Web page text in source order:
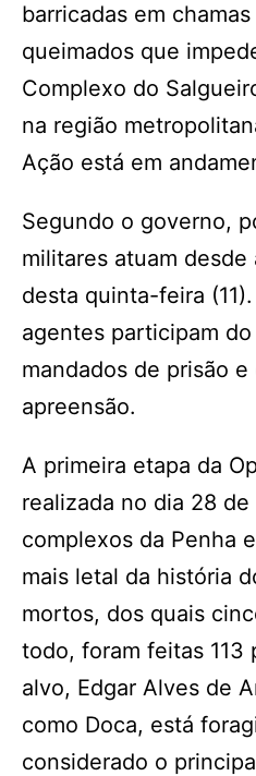
barricadas em
queimados que
Complexo do
na região
Ação está em
Segundo o governo,
militares atuam desde
desta quinta-feira
agentes participam
mandados de prisão
apreensão.
A primeira etapa da
realizada no dia 28
complexos da Penha
mais letal da história
mortos, dos quais
todo, foram feitas 113
alvo, Edgar Alves de
como Doca, está
considerado o